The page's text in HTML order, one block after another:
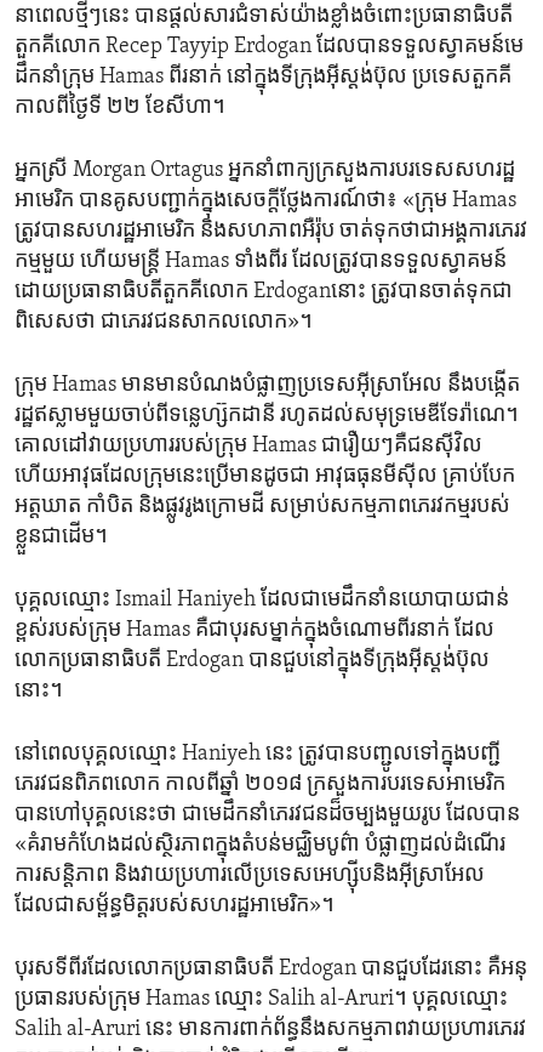
នា​ពេល​ថ្មីៗ​នេះ ​បាន​ផ្តល់​សារ​ជំទាស់​យ៉ាង​ខ្លាំង​ចំពោះ​ប្រធានាធិបតី​
តួកគី​លោក Recep Tayyip Erdogan ដែល​បាន​ទទួល​ស្វាគមន៍​មេ
ដឹកនាំ​ក្រុម Hamas ពីរ​នាក់​ នៅ​ក្នុង​ទីក្រុង​អ៊ីស្ដង់ប៊ុល ប្រទេស​តួកគី
កាល​ពី​ថ្ងៃទី ២២ ខែ​សីហា។
អ្នកស្រី Morgan Ortagus អ្នក​នាំ​ពាក្យ​ក្រសួង​ការ​បរទេស​សហរដ្ឋ​
អាមេរិក បាន​គូស​បញ្ជាក់​ក្នុង​សេចក្តី​ថ្លែងការ​ណ៍​ថា៖ «ក្រុម Hamas
ត្រូវ​បាន​សហរដ្ឋ​អាមេរិក និង​សហភាព​អឺរ៉ុប​ ចាត់ទុក​ថា​ជា​អង្គការ​ភេរវ
កម្ម​មួយ ហើយ​មន្ត្រី Hamas ទាំង​ពីរ ​ដែល​ត្រូវ​បាន​ទទួល​ស្វាគមន៍​
ដោយ​ប្រធានាធិបតី​តួកគី​លោក Erdoganនោះ ត្រូវ​បាន​ចាត់ទុក​ជា​
ពិសេស​ថា​ ជា​ភេរវជន​សាកលលោក»។
ក្រុម Hamas មាន​មាន​បំណង​បំផ្លាញ​ប្រទេស​អ៊ីស្រាអែល នឹង​បង្កើត​
រដ្ឋ​ឥស្លាម​មួយ​ចាប់​ពី​ទន្លេ​ហ្ស៊កដានី​ រហូត​ដល់​សមុទ្រ​មេឌីទែរ៉ាណេ។
គោលដៅ​វាយ​ប្រហារ​របស់​ក្រុម Hamas ជា​រឿយៗ​គឺ​ជន​ស៊ីវិល
ហើយ​អាវុធ​ដែល​ក្រុម​នេះ​ប្រើ​មាន​ដូចជា អាវុធ​ធុន​មីស៊ីល គ្រាប់​បែក​
អត្តឃាត កាំបិត និង​ផ្លូវ​រូង​ក្រោម​ដី​ សម្រាប់​សកម្មភាព​ភេរវកម្ម​របស់​
ខ្លួន​ជាដើម។
បុគ្គល​ឈ្មោះ Ismail Haniyeh ដែល​ជា​មេដឹកនាំ​នយោបាយ​ជាន់​
ខ្ពស់​របស់​ក្រុម Hamas គឺជា​បុរស​ម្នាក់​ក្នុង​ចំណោម​ពីរ​នាក់ ដែល​
លោក​ប្រធានាធិបតី Erdogan បាន​ជួប​នៅ​ក្នុង​ទីក្រុង​អ៊ីស្ដង់ប៊ុល​
នោះ។
នៅ​ពេល​បុគ្គល​ឈ្មោះ Haniyeh នេះ ត្រូវបាន​បញ្ជូល​ទៅ​ក្នុង​បញ្ជី​
ភេរវជន​ពិភពលោក​ កាល​ពី​ឆ្នាំ ២០១៨ ក្រសួង​ការបរទេស​អាមេរិក​
បាន​ហៅ​បុគ្គល​នេះ​ថា​ ជា​មេដឹកនាំ​ភេរវជន​ដ៏​ចម្បង​មួយ​រូប ដែល​បាន
«គំរាម​កំហែង​ដល់​ស្ថិរភាព​ក្នុង​តំបន់​មជ្ឈិម​បូព៌ា បំផ្លាញ​ដល់​ដំណើរ
ការ​សន្តិភាព និង​វាយ​ប្រហារ​លើ​ប្រទេស​អេហ្ស៊ីប​និង​អ៊ីស្រាអែល ​
ដែល​ជា​សម្ព័ន្ធមិត្ត​របស់​សហរដ្ឋ​អាមេរិក»។
បុរស​ទី​ពីរ​ដែល​លោក​ប្រធានាធិបតី Erdogan បាន​ជួប​ដែរ​នោះ គឺ​អនុ​
ប្រធាន​របស់​ក្រុម Hamas ឈ្មោះ Salih al-Aruri។ បុគ្គល​ឈ្មោះ
Salih al-Aruri នេះ មាន​ការ​ពាក់ព័ន្ធ​នឹង​សកម្មភាព​វាយ​ប្រហារ​ភេរវ